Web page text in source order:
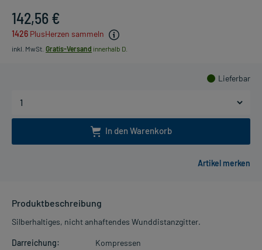
142,56 €
1426 PlusHerzen sammeln
inkl. MwSt. Gratis-Versand innerhalb D.
Lieferbar
In den Warenkorb
Produktbeschreibung
Silberhaltiges, nicht anhaftendes Wunddistanzgitter.
Darreichung:
Kompressen